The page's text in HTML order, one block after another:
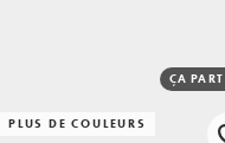
PLUS DE COULEURS
ÇA